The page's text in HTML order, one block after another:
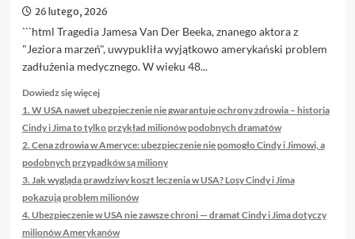
26 lutego, 2026
```html Tragedia Jamesa Van Der Beeka, znanego aktora z
"Jeziora marzeń", uwypukliła wyjątkowo amerykański problem
zadłużenia medycznego. W wieku 48...
Dowiedz się więcejDowiedz
się
o
Oto
kilka
propozycji
przeredagowanego
tytułu:
1. W USA nawet ubezpieczenie nie gwarantuje ochrony zdrowia – historia
Cindy i Jima to tylko przykład milionów podobnych dramatów
2. Cena zdrowia w Ameryce: ubezpieczenie nie pomogło Cindy i Jimowi, a
podobnych przypadków są miliony
3. Jak wygląda prawdziwy koszt leczenia w USA? Losy Cindy i Jima
pokazują problem milionów
4. Ubezpieczenie w USA nie zawsze chroni — dramat Cindy i Jima dotyczy
milionów Amerykanów